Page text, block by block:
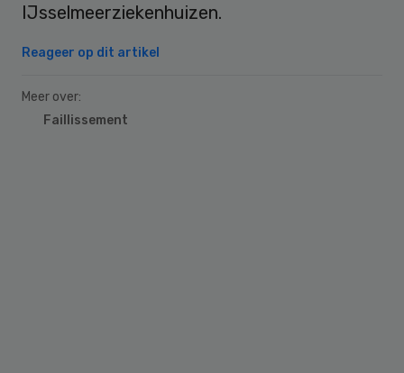
IJsselmeerziekenhuizen.
Reageer op dit artikel
Meer over:
Faillissement